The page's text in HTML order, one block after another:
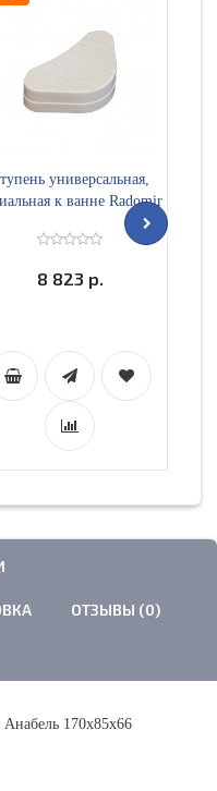
универсальная,
к ванне Radomir
8 823 р.
ОТЗЫВЫ (0)
Анабель 170х85х66